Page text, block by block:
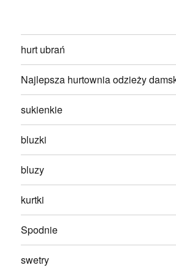
hurt ubrań
Najlepsza hurtownia odzieży
sukienkie
bluzki
bluzy
kurtki
Spodnie
swetry